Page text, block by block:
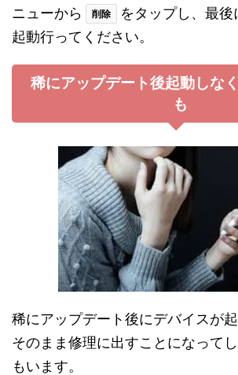
ニューから
削除
をタップし、最
起動行ってください。
稀にアップデート後起動しな
も
稀にアップデート後にデバイスが起
そのまま修理に出すことになって
もいます。